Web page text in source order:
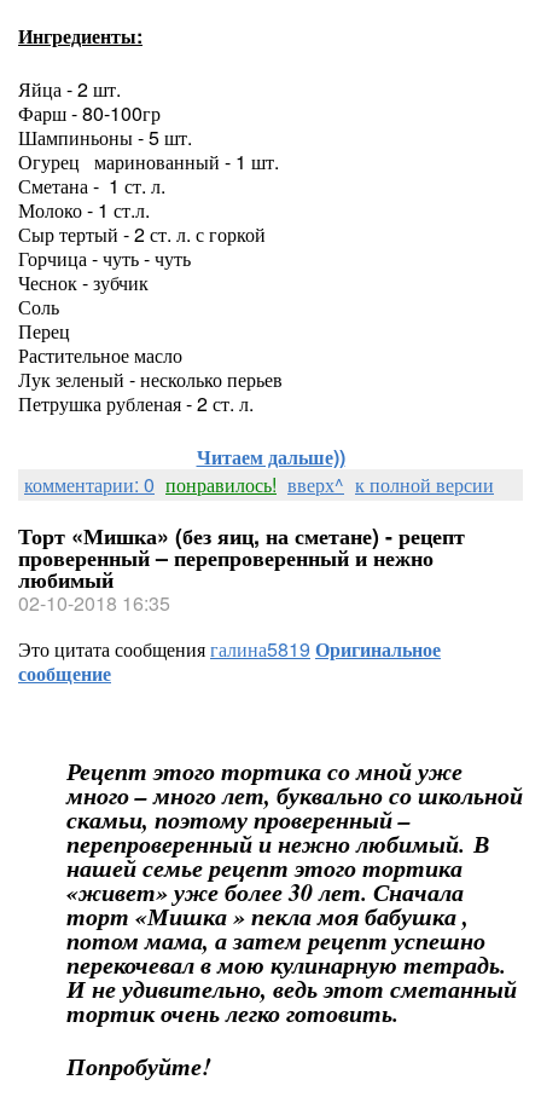
Ингредиенты:
Яйца - 2 шт.
Фарш - 80-100гр
Шампиньоны - 5 шт.
Огурец маринованный - 1 шт.
Сметана - 1 ст. л.
Молоко - 1 ст.л.
Сыр тертый - 2 ст. л. с горкой
Горчица - чуть - чуть
Чеснок - зубчик
Соль
Перец
Растительное масло
Лук зеленый - несколько перьев
Петрушка рубленая - 2 ст. л.
Читаем дальше))
комментарии: 0 понравилось! вверх^ к полной версии
Торт «Мишка» (без яиц, на сметане) - рецепт
проверенный – перепроверенный и нежно
любимый
02-10-2018 16:35
Это цитата сообщениягалина5819 Оригинальное
сообщение
Рецепт этого тортика со мной уже
много – много лет, буквально со школьной
скамьи, поэтому проверенный –
перепроверенный и нежно любимый. В
нашей семье рецепт этого тортика
«живет» уже более 30 лет. Сначала
торт «Мишка » пекла моя бабушка ,
потом мама, а затем рецепт успешно
перекочевал в мою кулинарную тетрадь.
И не удивительно, ведь этот сметанный
тортик очень легко готовить.
Попробуйте!